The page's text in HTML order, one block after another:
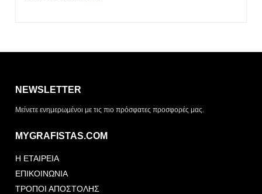
NEWSLETTER
Μείνετε ενημερωμένοι με τις πιο πρόσφατες προσφορές μας.
MYGRAFISTAS.COM
Η ΕΤΑΙΡΕΙΑ
ΕΠΙΚΟΙΝΩΝΙΑ
ΤΡΟΠΟΙ ΑΠΟΣΤΟΛΗΣ
ΤΡΌΠΟΣ ΠΑΡΆΔΟΣΗΣ